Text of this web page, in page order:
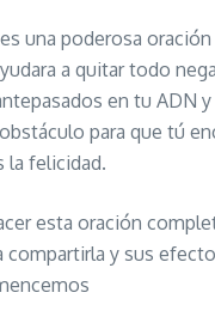
una poderosa
a quitar todo
en tu ADN y
para que tú
la felicidad.
esta oración
compartirla y sus